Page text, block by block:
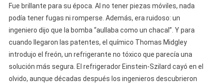
Fue brillante para su época. Al no tener piezas móviles, nada
podía tener fugas ni romperse. Además, era ruidoso: un
ingeniero dijo que la bomba “aullaba como un chacal”. Y para
cuando llegaron las patentes, el químico Thomas Midgley
introdujo el freón, un refrigerante no tóxico que parecía una
solución más segura. El refrigerador Einstein-Szilard cayó en el
olvido, aunque décadas después los ingenieros descubrieron